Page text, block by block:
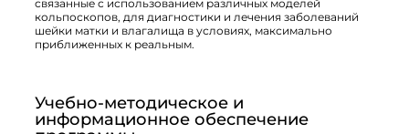
связанные с использованием различных моделей
кольпоскопов, для диагностики и лечения заболеваний
шейки матки и влагалища в условиях, максимально
приближенных к реальным.
Учебно-методическое и
информационное обеспечение